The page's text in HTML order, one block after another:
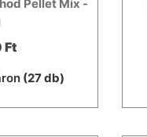
Pellet Mix -
Ft
(27 db)